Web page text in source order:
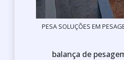
PESA SOLUÇÕES EM
balança de